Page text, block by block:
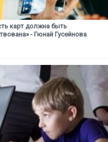
карт должна быть
- Гюнай Гусейнова